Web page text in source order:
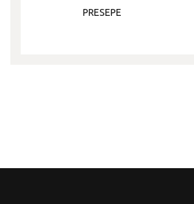
PRESEPE